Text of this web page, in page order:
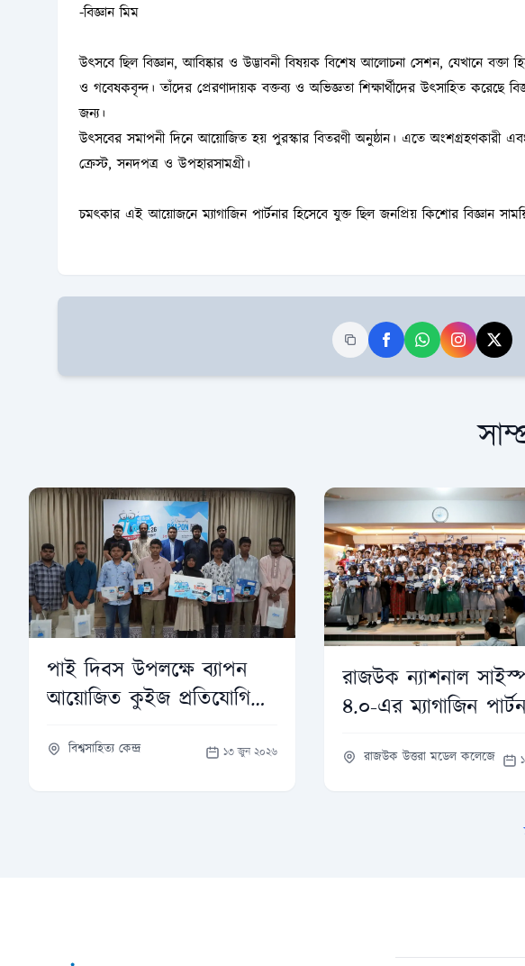
-বিজ্ঞান মিম
উৎসবে ছিল বিজ্ঞান, আবিষ্কার ও উদ্ভাবনী বিষয়ক বিশেষ আলোচনা সেশন, যেখানে বক্তা
ও গবেষকবৃন্দ। তাঁদের প্রেরণাদায়ক বক্তব্য ও অভিজ্ঞতা শিক্ষার্থীদের উৎসাহিত করেছে
জন্য।
উৎসবের সমাপনী দিনে আয়োজিত হয় পুরস্কার বিতরণী অনুষ্ঠান। এতে অংশগ্রহণকারী এবং
ক্রেস্ট, সনদপত্র ও উপহারসামগ্রী।
চমৎকার এই আয়োজনে ম্যাগাজিন পার্টনার হিসেবে যুক্ত ছিল জনপ্রিয় কিশোর বিজ্ঞান
পাই দিবস উপলক্ষে ব্যাপন
আয়োজিত কুইজ প্রতিযোগিতা
অনুষ্ঠান
বিশ্বসাহিত্য কেন্দ্র ১৩ জুন ২০২৬
রাজউক ন্যাশনাল
৪.০-এর ম্যাগাজিন
রাজউক উত্তরা মডেল কলেজে